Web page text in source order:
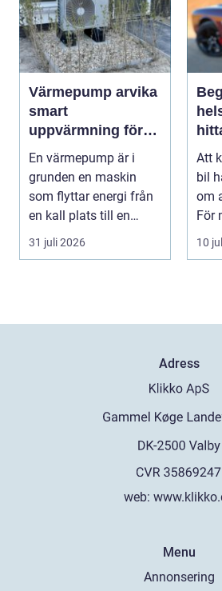
Värmepump arvika
smart
uppvärmning för
värmländskt klimat
En värmepump är i
grunden en maskin
som flyttar energi från
en kall plats till en
varm. Den använder...
31 juli 2026
till
Att
bil
om
För
10
Adress
web:
Menu
Annonsering